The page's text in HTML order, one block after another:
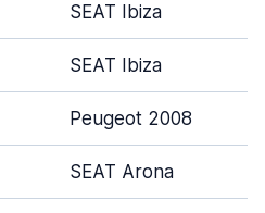
SEAT Ibiza
SEAT Ibiza
Peugeot 2008
SEAT Arona